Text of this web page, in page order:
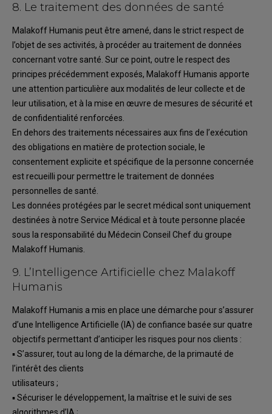
8. Le traitement des données de santé
Malakoff Humanis peut être amené, dans le strict respect de
l’objet de ses activités, à procéder au traitement de données
concernant votre santé. Sur ce point, outre le respect des
principes précédemment exposés, Malakoff Humanis apporte
une attention particulière aux modalités de leur collecte et de
leur utilisation, et à la mise en œuvre de mesures de sécurité et
de confidentialité renforcées.
En dehors des traitements nécessaires aux fins de l’exécution
des obligations en matière de protection sociale, le
consentement explicite et spécifique de la personne concernée
est recueilli pour permettre le traitement de données
personnelles de santé.
Les données protégées par le secretmédical sontuniquement
destinées à notre Service Médical et à toute personne placée
sous la responsabilité du Médecin Conseil Chef du groupe
Malakoff Humanis
9. L’Intelligence Artificielle chez Malakoff
Humanis
Malakoff Humanis a mis en place une démarche pour s’assurer
d’une Intelligence Artificielle (IA) de confiance basée sur quatre
objectifs permettant d’anticiper les risques pour nos clients :
▪S’assurer, tout au long de la démarche, de la primauté de
l’intérêt des clients
utilisateurs ;
▪Sécuriser le développement, la maîtrise et le suivi de ses